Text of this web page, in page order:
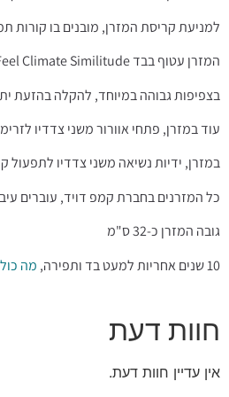
למניעת קריסת המזרן, מובנים בו קורות
המזרן עטוף בבד Cotton Feel Climate Similitude איכותי משולב אלוורה אוורירי ונעים המותאם לאקלים הישראלי,
בצפיפות גבוהה במיוחד, להקלה בהזעת
עוד במזרן, פתחי אוורור משני צדדיו
במזרן, ידיות נשיאה משני צדדיו לתפעול
כל המזרנים בחברת קמפ דויד, עוברים
גובה המזרן כ-32 ס"מ
10 שנים אחריות למעט בד ותפירה,
מה
חוות דעת
אין עדיין חוות דעת.